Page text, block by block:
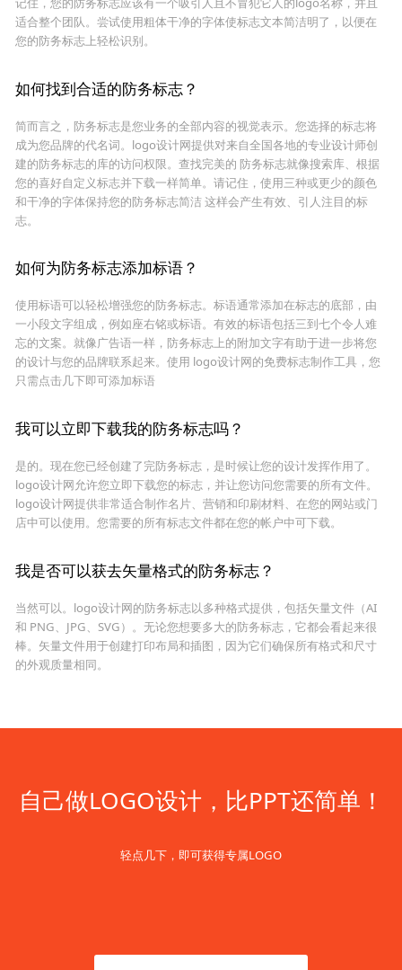
适合整个团队。尝试使用粗体干净的字体使标志文本简洁明了，以便在
您的防务标志上轻松识别。
如何找到合适的防务标志？
简而言之，防务标志是您业务的全部内容的视觉表示。您选择的标志将
成为您品牌的代名词。logo设计网提供对来自全国各地的专业设计师创
建的防务标志的库的访问权限。查找完美的 防务标志就像搜索库、根据
您的喜好自定义标志并下载一样简单。请记住，使用三种或更少的颜色
和干净的字体保持您的防务标志简洁 这样会产生有效、引人注目的标
志。
如何为防务标志添加标语？
使用标语可以轻松增强您的防务标志。标语通常添加在标志的底部，由
一小段文字组成，例如座右铭或标语。有效的标语包括三到七个令人难
忘的文案。就像广告语一样，防务标志上的附加文字有助于进一步将您
的设计与您的品牌联系起来。使用 logo设计网的免费标志制作工具，您
只需点击几下即可添加标语
我可以立即下载我的防务标志吗？
是的。现在您已经创建了完防务标志，是时候让您的设计发挥作用了。
logo设计网允许您立即下载您的标志，并让您访问您需要的所有文件。
logo设计网提供非常适合制作名片、营销和印刷材料、在您的网站或门
店中可以使用。您需要的所有标志文件都在您的帐户中可下载。
我是否可以获去矢量格式的防务标志？
当然可以。logo设计网的防务标志以多种格式提供，包括矢量文件（AI
和 PNG、JPG、SVG）。无论您想要多大的防务标志，它都会看起来很
棒。矢量文件用于创建打印布局和插图，因为它们确保所有格式和尺寸
的外观质量相同。
自己做LOGO设计，比PPT还简单！
轻点几下，即可获得专属LOGO